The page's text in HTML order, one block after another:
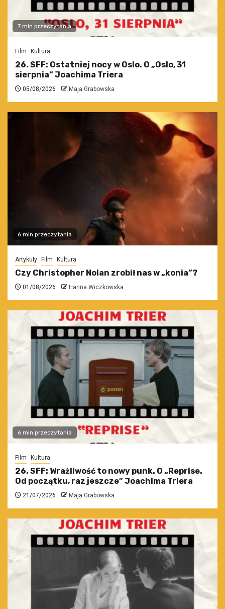
7 min przeczytania
Film Kultura
26. SFF: Ostatniej nocy w Oslo. O „Oslo, 31
sierpnia” Joachima Triera
05/08/2026 Maja Grabowska
6 min przeczytania
Artykuły Film Kultura
Czy Christopher Nolan zrobił nas w „konia”?
01/08/2026 Hanna Wiczkowska
6 min przeczytania
Film Kultura
26. SFF: Wrażliwość to nowy punk. O „Reprise.
Od początku, raz jeszcze” Joachima Triera
21/07/2026 Maja Grabowska